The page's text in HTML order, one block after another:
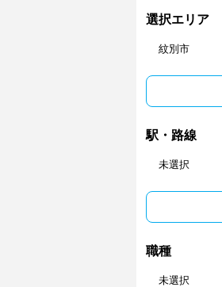
選択エリア
紋別市
駅・路線
未選択
職種
未選択